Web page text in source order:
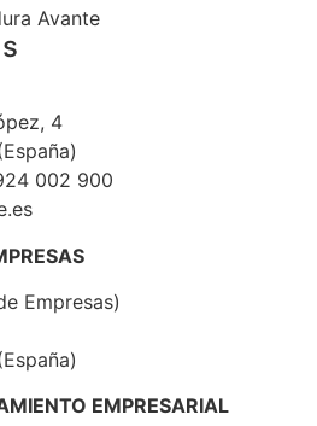
4
002 900
Empresas)
EMPRESARIAL